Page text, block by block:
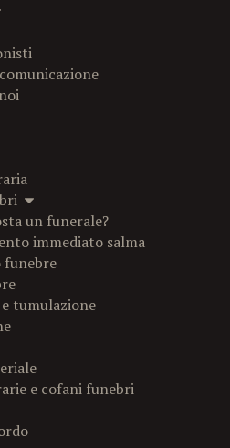
un funerale?
immediato salma
tumulazione
e cofani funebri